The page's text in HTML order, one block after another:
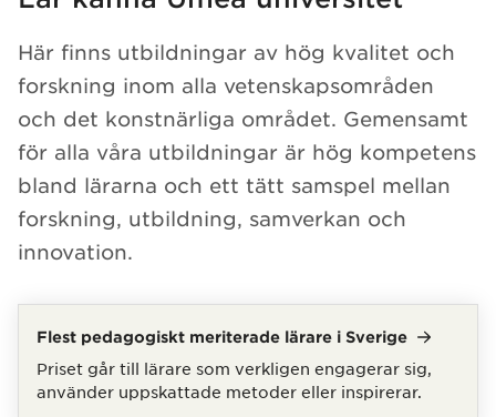
Här finns utbildningar av hög kvalitet och
forskning inom alla vetenskapsområden
och det konstnärliga området. Gemensamt
för alla våra utbildningar är hög kompetens
bland lärarna och ett tätt samspel mellan
forskning, utbildning, samverkan och
innovation.
Flest pedagogiskt meriterade lärare i Sverige
Priset går till lärare som verkligen engagerar sig,
använder uppskattade metoder eller inspirerar.